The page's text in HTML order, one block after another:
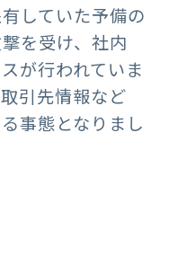
していた予備の
を受け、社内
が行われていま
引先情報など
事態となりまし